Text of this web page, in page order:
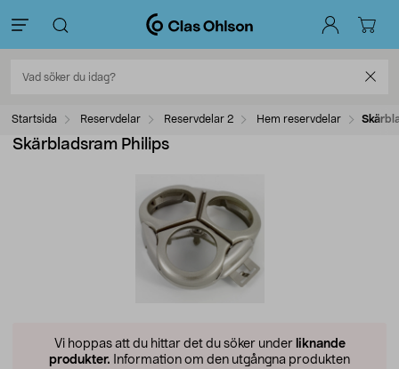
Startsida Reservdelar Reservdelar 2 Hem reservdelar
Skärbladsram Philips
Vi hoppas att du hittar det du söker under liknande
produkter. Information om den utgångna produkten